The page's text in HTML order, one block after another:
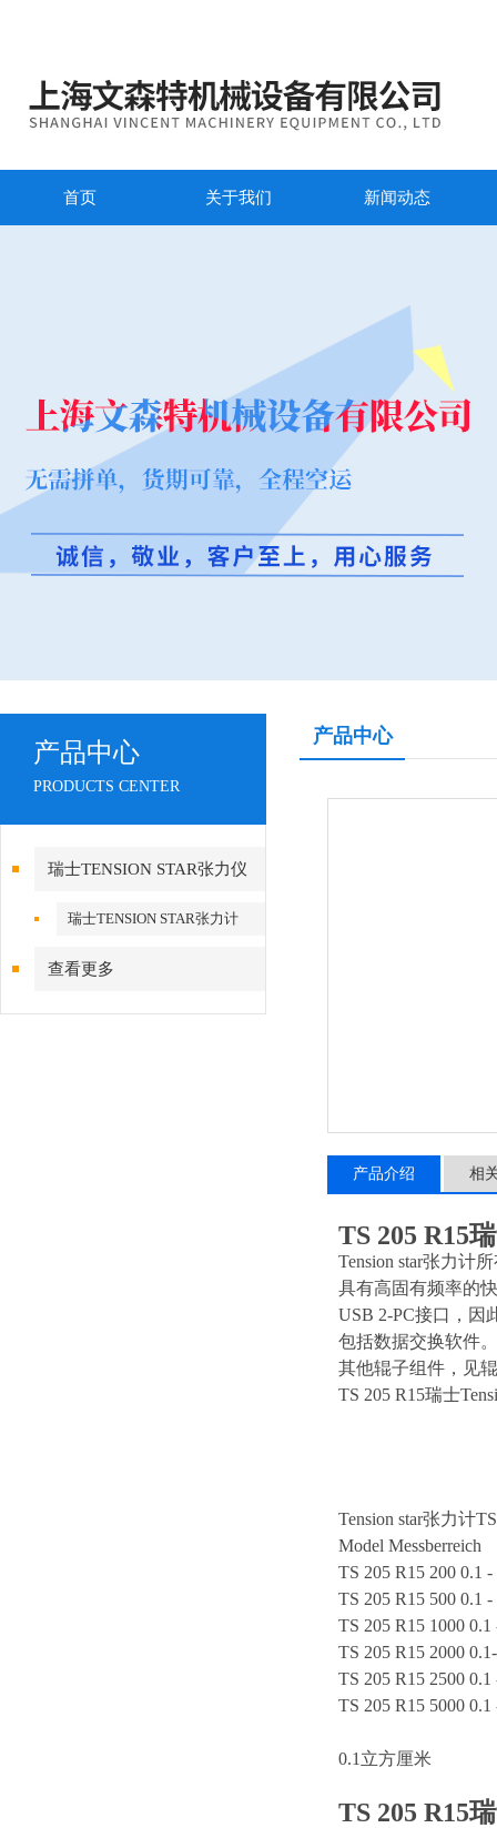
首页 关于我们 新闻动态
产品中心
PRODUCTS CENTER
瑞士TENSION STAR张力仪
瑞士TENSION STAR张力计
查看更多
产品中心
产品介绍 相
TS 205 R15
Tension star张力计
具有高固有频率的
USB 2-PC接口，因
包括数据交换软件。
其他辊子组件，见
TS 205 R15瑞士
Tension star张力计
Model Messberreich
TS 205 R15 200 0.1
TS 205 R15 500 0.1
TS 205 R15 1000 0.1
TS 205 R15 2000
TS 205 R15 2500 0.1
TS 205 R15 5000 0.1
0.1立方厘米
TS 205 R15